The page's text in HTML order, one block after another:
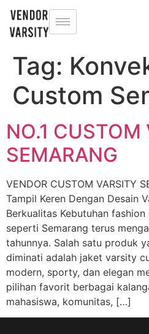
Tag:
Custom
NO.1 CUSTOM
SEMARANG
VENDOR CUSTOM VARSITY
Tampil Keren Dengan Desain
Berkualitas Kebutuhan
seperti Semarang terus
tahunnya. Salah satu produk
diminati adalah jaket varsity
modern, sporty, dan elegan
pilihan favorit berbagai
mahasiswa, komunitas, […]